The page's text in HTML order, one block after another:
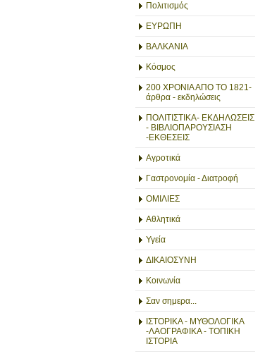
Πολιτισμός
ΕΥΡΩΠΗ
ΒΑΛΚΑΝΙΑ
Κόσμος
200 ΧΡΟΝΙΑ ΑΠΟ ΤΟ 1821-
άρθρα - εκδηλώσεις
ΠΟΛΙΤΙΣΤΙΚΑ- ΕΚΔΗΛΩΣΕΙΣ
- ΒΙΒΛΙΟΠΑΡΟΥΣΙΑΣΗ
-ΕΚΘΕΣΕΙΣ
Αγροτικά
Γαστρονομία - Διατροφή
ΟΜΙΛΙΕΣ
Αθλητικά
Υγεία
ΔΙΚΑΙΟΣΥΝΗ
Κοινωνία
Σαν σημερα...
ΙΣΤΟΡΙΚΑ - ΜΥΘΟΛΟΓΙΚΑ
-ΛΑΟΓΡΑΦΙΚΑ - ΤΟΠΙΚΗ
ΙΣΤΟΡΙΑ